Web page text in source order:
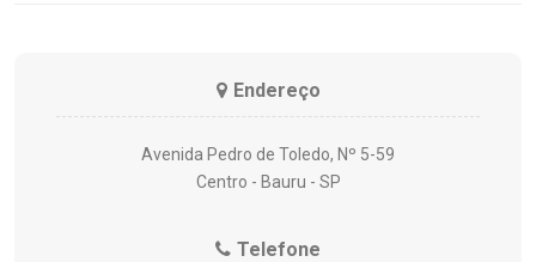
Endereço
Avenida Pedro de Toledo, Nº 5-59
Centro - Bauru - SP
Telefone